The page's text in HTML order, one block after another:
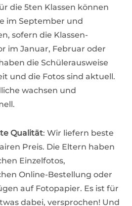
die 5ten Klassen können
im September und
sofern die Klassen-
im Januar, Februar oder
die Schülerausweise
und die Fotos sind aktuell.
wachsen und
Qualität: Wir liefern beste
Preis. Die Eltern haben
Einzelfotos,
Online-Bestellung oder
auf Fotopapier. Es ist für
dabei, versprochen! Und